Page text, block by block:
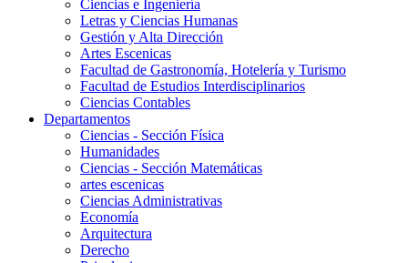
Ciencias e Ingeniería
Letras y Ciencias Humanas
Gestión y Alta Dirección
Artes Escenicas
Facultad de Gastronomía, Hotelería y Turismo
Facultad de Estudios Interdisciplinarios
Ciencias Contables
Departamentos
Ciencias - Sección Física
Humanidades
Ciencias - Sección Matemáticas
artes escenicas
Ciencias Administrativas
Economía
Arquitectura
Derecho